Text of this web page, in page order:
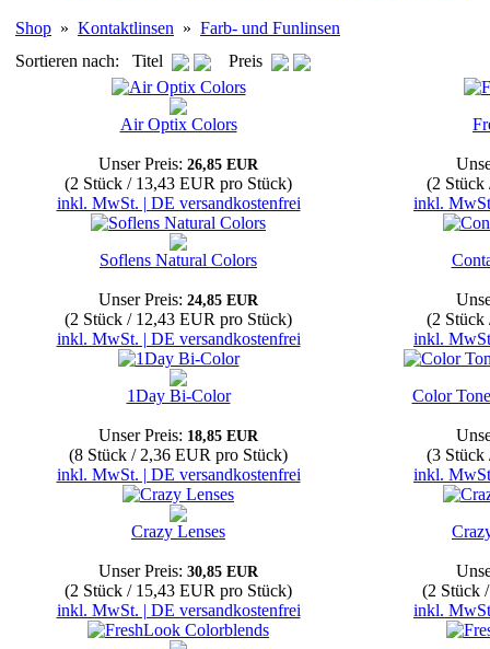
Shop » Kontaktlinsen » Farb- und Funlinsen
Sortieren nach: Titel
Preis
Air Optix Colors
Unser Preis: 26,85 EUR
(2 Stück / 13,43 EUR pro Stück)
inkl. MwSt. | DE versandkostenfrei
(2 Stück
inkl.
Soflens Natural Colors
Unser Preis: 24,85 EUR
(2 Stück / 12,43 EUR pro Stück)
inkl. MwSt. | DE versandkostenfrei
(2 Stück
inkl.
1Day Bi-Color
Unser Preis: 18,85 EUR
(8 Stück / 2,36 EUR pro Stück)
inkl. MwSt. | DE versandkostenfrei
Color
(3 Stück
inkl.
Crazy Lenses
Unser Preis: 30,85 EUR
(2 Stück / 15,43 EUR pro Stück)
inkl. MwSt. | DE versandkostenfrei
(2 Stück
inkl.